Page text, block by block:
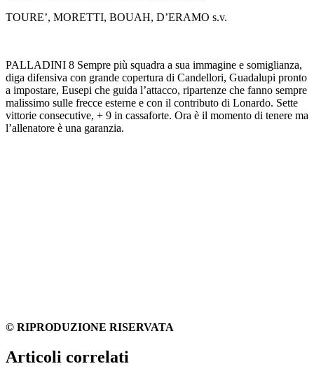
TOURE’, MORETTI, BOUAH, D’ERAMO s.v.
PALLADINI 8 Sempre più squadra a sua immagine e somiglianza,
diga difensiva con grande copertura di Candellori, Guadalupi pronto
a impostare, Eusepi che guida l’attacco, ripartenze che fanno sempre
malissimo sulle frecce esterne e con il contributo di Lonardo. Sette
vittorie consecutive, + 9 in cassaforte. Ora è il momento di tenere ma
l’allenatore è una garanzia.
© RIPRODUZIONE RISERVATA
Articoli correlati